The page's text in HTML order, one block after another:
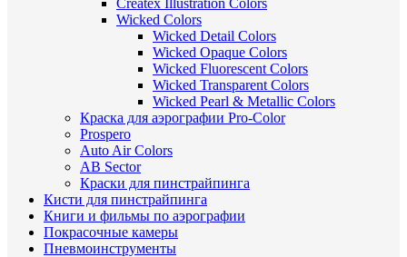
Wicked Colors
Wicked Detail Colors
Wicked Opaque Colors
Wicked Fluorescent Colors
Wicked Transparent Colors
Wicked Pearl & Metallic Colors
Краска для аэрографии Pro-Color
Prospero
Auto Air Colors
AB Sector
Краски для пинстрайпинга
Кисти для пинстрайпинга
Книги и фильмы по аэрографии
Покрасочные камеры
Пневмоинструменты